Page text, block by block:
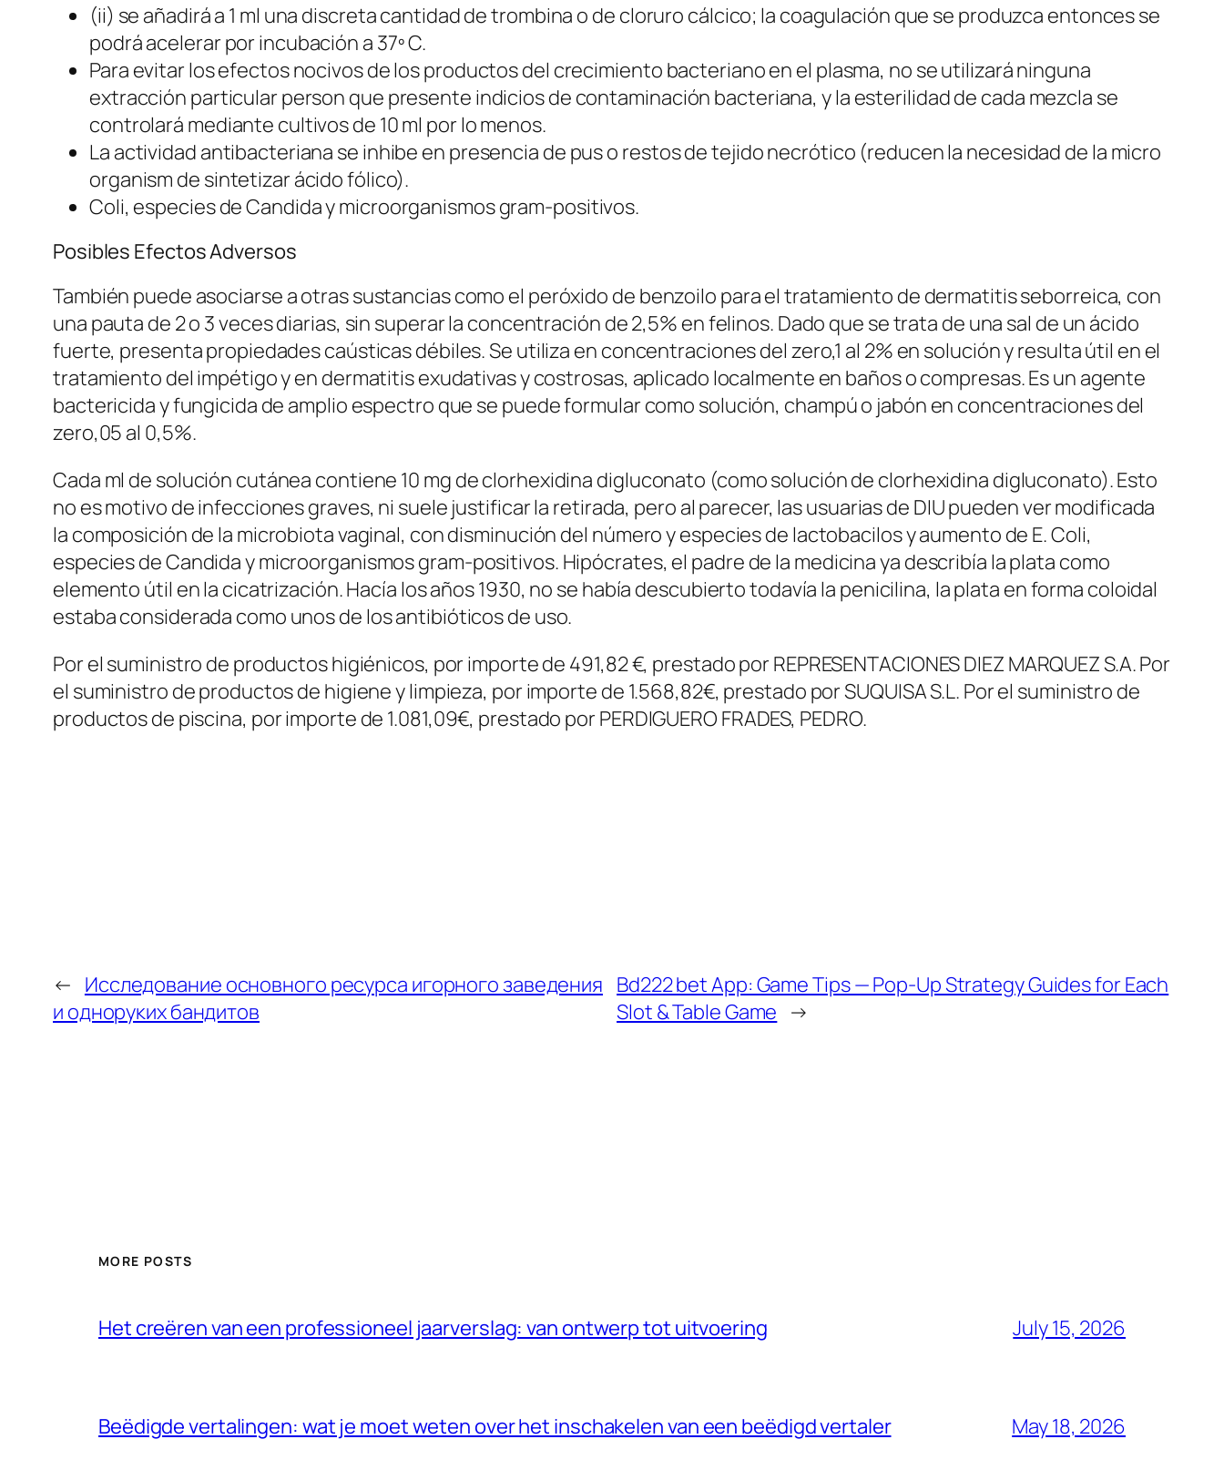
(ii) se añadirá a 1 ml una discreta cantidad de trombina o de cloruro cálcico; la coagulación que se produzca entonces se
podrá acelerar por incubación a 37º C.
Para evitar los efectos nocivos de los productos del crecimiento bacteriano en el plasma, no se utilizará ninguna
extracción particular person que presente indicios de contaminación bacteriana, y la esterilidad de cada mezcla se
controlará mediante cultivos de 10 ml por lo menos.
La actividad antibacteriana se inhibe en presencia de pus o restos de tejido necrótico (reducen la necesidad de la micro
organism de sintetizar ácido fólico).
Coli, especies de Candida y microorganismos gram-positivos.
Posibles Efectos Adversos
También puede asociarse a otras sustancias como el peróxido de benzoilo para el tratamiento de dermatitis seborreica, con
una pauta de 2 o 3 veces diarias, sin superar la concentración de 2,5% en felinos. Dado que se trata de una sal de un ácido
fuerte, presenta propiedades caústicas débiles. Se utiliza en concentraciones del zero,1 al 2% en solución y resulta útil en el
tratamiento del impétigo y en dermatitis exudativas y costrosas, aplicado localmente en baños o compresas. Es un agente
bactericida y fungicida de amplio espectro que se puede formular como solución, champú o jabón en concentraciones del
zero,05 al 0,5%.
Cada ml de solución cutánea contiene 10 mg de clorhexidina digluconato (como solución de clorhexidina digluconato). Esto
no es motivo de infecciones graves, ni suele justificar la retirada, pero al parecer, las usuarias de DIU pueden ver modificada
la composición de la microbiota vaginal, con disminución del número y especies de lactobacilos y aumento de E. Coli,
especies de Candida y microorganismos gram-positivos. Hipócrates, el padre de la medicina ya describía la plata como
elemento útil en la cicatrización. Hacía los años 1930, no se había descubierto todavía la penicilina, la plata en forma coloidal
estaba considerada como unos de los antibióticos de uso.
Por el suministro de productos higiénicos, por importe de 491,82 €, prestado por REPRESENTACIONES DIEZ MARQUEZ S.A. Por
el suministro de productos de higiene y limpieza, por importe de 1.568,82€, prestado por SUQUISA S.L. Por el suministro de
productos de piscina, por importe de 1.081,09€, prestado por PERDIGUERO FRADES, PEDRO.
← Исследование основного ресурса игорного заведения
и одноруких бандитов
Bd222 bet App: Game Tips — Pop-Up Strategy Guides for Each
Slot & Table Game →
MORE POSTS
Het creëren van een professioneel jaarverslag: van ontwerp tot uitvoering July 15, 2026
Beëdigde vertalingen: wat je moet weten over het inschakelen van een beëdigd vertaler May 18, 2026